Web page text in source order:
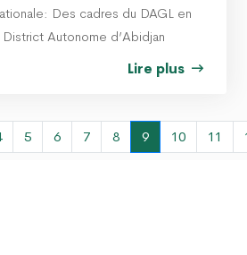
Des cadres du DAGL en
Autonome d’Abidjan
Lire plus
5 6 7 8 9 10 11